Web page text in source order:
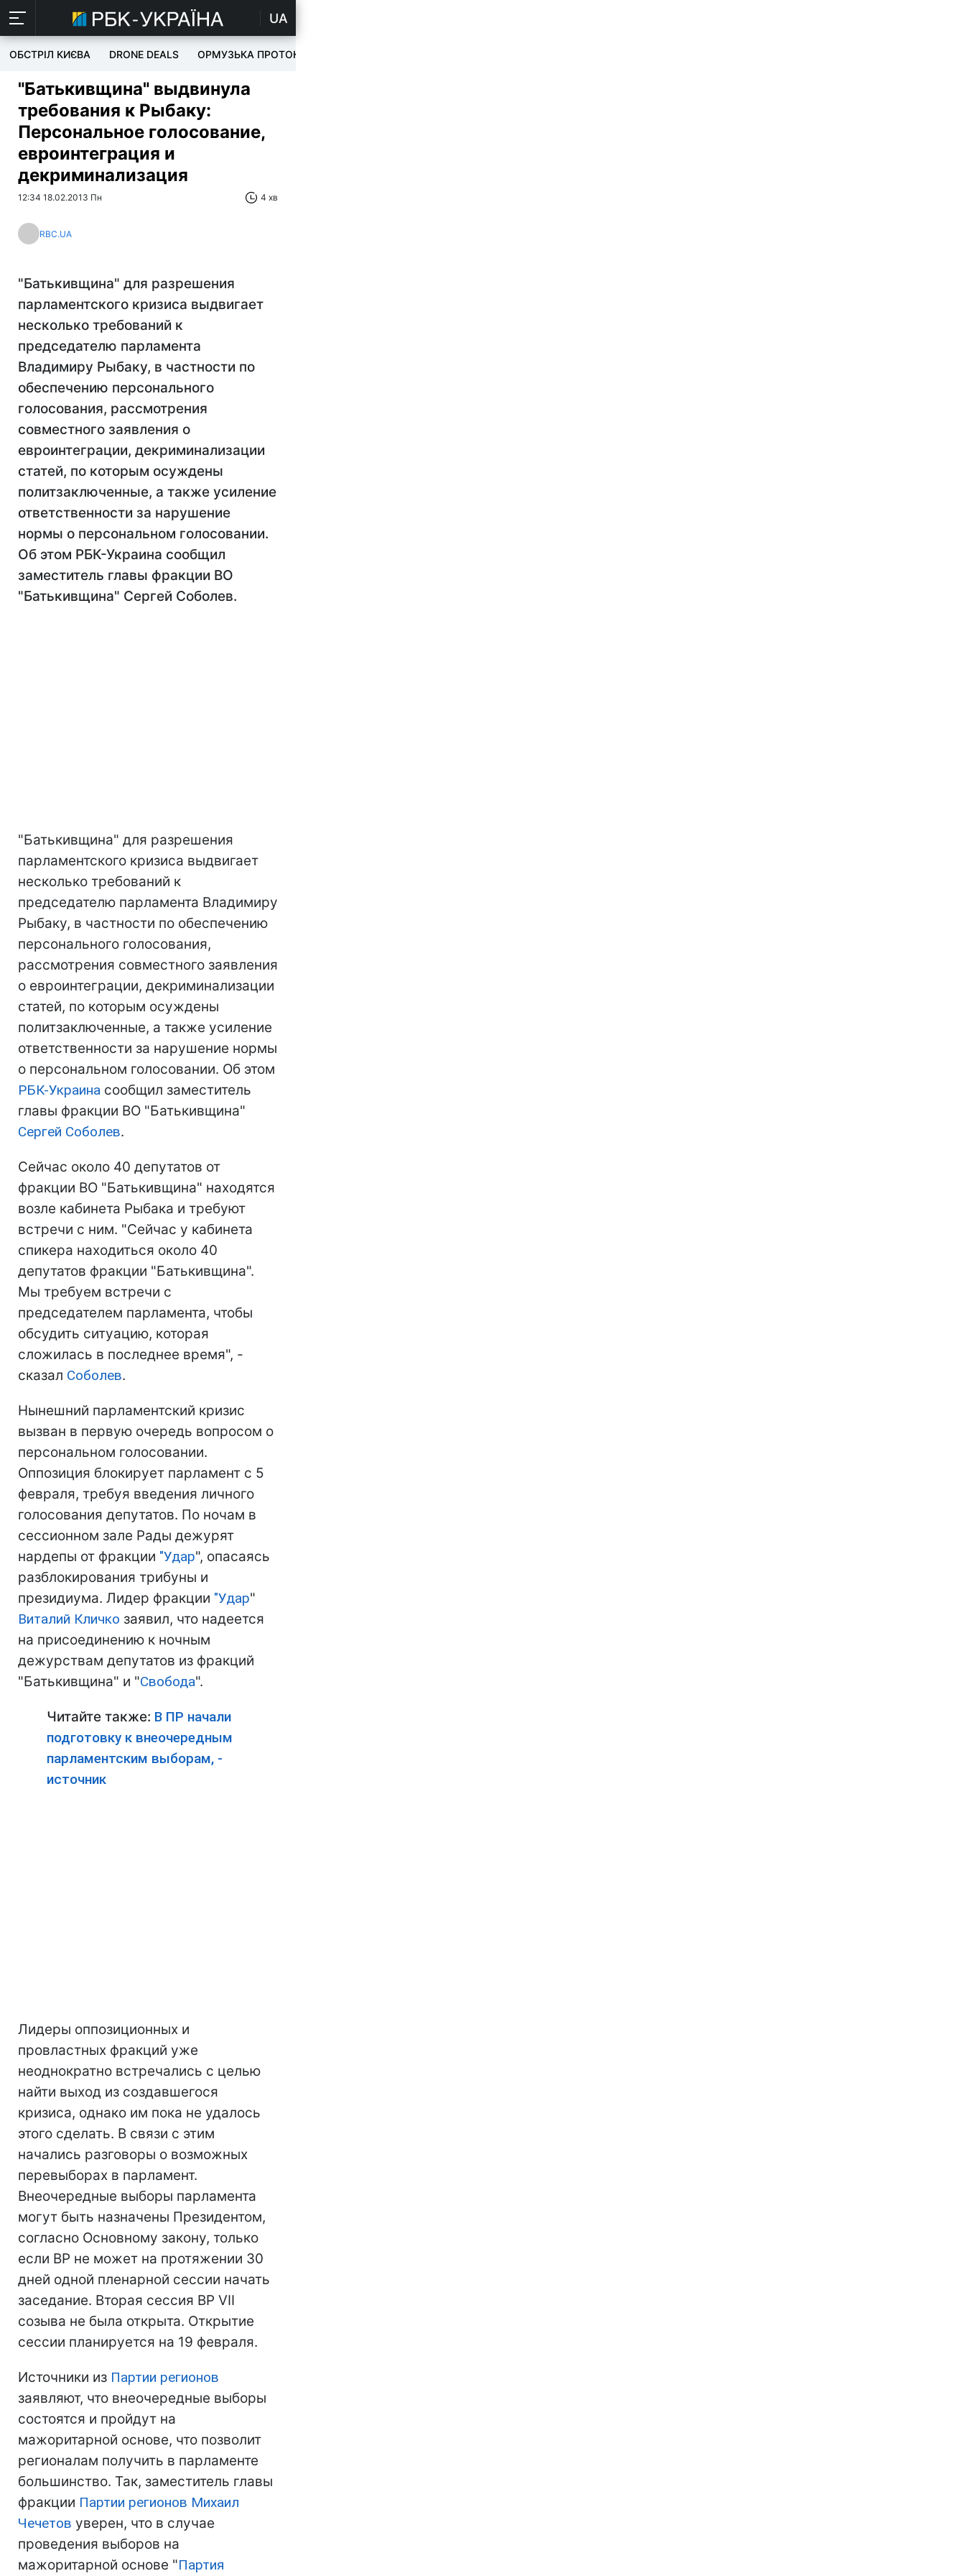
UA
ОБСТРІЛ КИЄВА DRONE DEALS ОРМУЗЬКА ПРОТОКА
"Батькивщина" выдвинула
требования к Рыбаку:
Персональное голосование,
евроинтеграция и
декриминализация
12:34 18.02.2013 Пн 4 хв
RBC.UA
"Батькивщина" для разрешения
парламентского кризиса выдвигает
несколько требований к
председателю парламента
Владимиру Рыбаку, в частности по
обеспечению персонального
голосования, рассмотрения
совместного заявления о
евроинтеграции, декриминализации
статей, по которым осуждены
политзаключенные, а также усиление
ответственности за нарушение
нормы о персональном голосовании.
Об этом РБК-Украина сообщил
заместитель главы фракции ВО
"Батькивщина" Сергей Соболев.
"Батькивщина" для разрешения
парламентского кризиса выдвигает
несколько требований к
председателю парламента Владимиру
Рыбаку, в частности по обеспечению
персонального голосования,
рассмотрения совместного заявления
о евроинтеграции, декриминализации
статей, по которым осуждены
политзаключенные, а также усиление
ответственности за нарушение нормы
о персональном голосовании. Об этом
РБК-Украина сообщил заместитель
главы фракции ВО "Батькивщина"
Сергей Соболев.
Сейчас около 40 депутатов от
фракции ВО "Батькивщина" находятся
возле кабинета Рыбака и требуют
встречи с ним. "Сейчас у кабинета
спикера находиться около 40
депутатов фракции "Батькивщина".
Мы требуем встречи с
председателем парламента, чтобы
обсудить ситуацию, которая
сложилась в последнее время", -
сказал Соболев.
Нынешний парламентский кризис
вызван в первую очередь вопросом о
персональном голосовании.
Оппозиция блокирует парламент с 5
февраля, требуя введения личного
голосования депутатов. По ночам в
сессионном зале Рады дежурят
нардепы от фракции "Удар", опасаясь
разблокирования трибуны и
президиума. Лидер фракции "Удар"
Виталий Кличко заявил, что надеется
на присоединению к ночным
дежурствам депутатов из фракций
"Батькивщина" и "Свобода".
Читайте также: В ПР начали
подготовку к внеочередным
парламентским выборам, -
источник
Лидеры оппозиционных и
провластных фракций уже
неоднократно встречались с целью
найти выход из создавшегося
кризиса, однако им пока не удалось
этого сделать. В связи с этим
начались разговоры о возможных
перевыборах в парламент.
Внеочередные выборы парламента
могут быть назначены Президентом,
согласно Основному закону, только
если ВР не может на протяжении 30
дней одной пленарной сессии начать
заседание. Вторая сессия ВР VII
созыва не была открыта. Открытие
сессии планируется на 19 февраля.
Источники из Партии регионов
заявляют, что внеочередные выборы
состоятся и пройдут на
мажоритарной основе, что позволит
регионалам получить в парламенте
большинство. Так, заместитель главы
фракции Партии регионов Михаил
Чечетов уверен, что в случае
проведения выборов на
мажоритарной основе "Партия